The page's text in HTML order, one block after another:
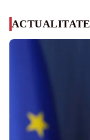
ACTUALITATE